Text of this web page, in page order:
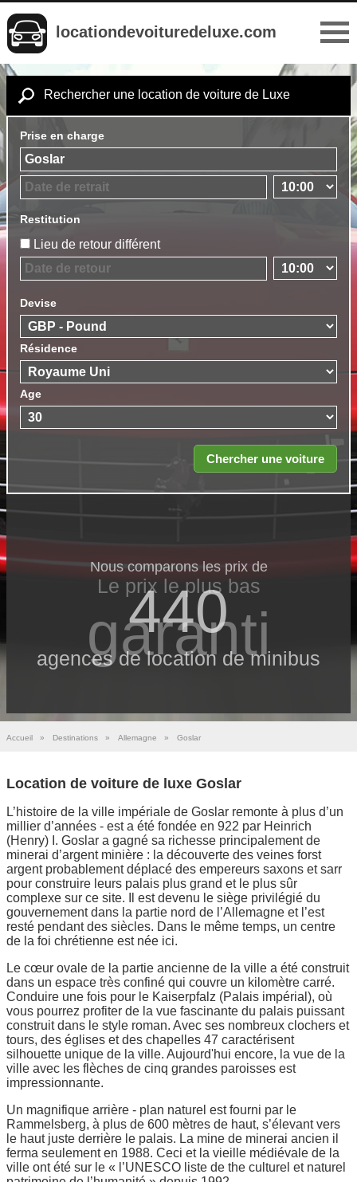
locationdevoituredeluxe.com
Rechercher une location de voiture de Luxe
Prise en charge
Restitution
Lieu de retour différent
Devise
Résidence
Age
Nous comparons les prix de
440
agences de location de minibus
Le prix le​ plus bas
garanti
Accueil » Destinations » Allemagne » Goslar
Location de voiture de luxe Goslar
L’histoire de la ville impériale de Goslar remonte à plus d’un
millier d’années - est a été fondée en 922 par Heinrich
(Henry) I. Goslar a gagné sa richesse principalement de
minerai d’argent minière : la découverte des veines forst
argent probablement déplacé des empereurs saxons et sarr
pour construire leurs palais plus grand et le plus sûr
complexe sur ce site. Il est devenu le siège privilégié du
gouvernement dans la partie nord de l’Allemagne et l’est
resté pendant des siècles. Dans le même temps, un centre
de la foi chrétienne est née ici.
Le cœur ovale de la partie ancienne de la ville a été construit
dans un espace très confiné qui couvre un kilomètre carré.
Conduire une fois pour le Kaiserpfalz (Palais impérial), où
vous pourrez profiter de la vue fascinante du palais puissant
construit dans le style roman. Avec ses nombreux clochers et
tours, des églises et des chapelles 47 caractérisent
silhouette unique de la ville. Aujourd'hui encore, la vue de la
ville avec les flèches de cinq grandes paroisses est
impressionnante.
Un magnifique arrière - plan naturel est fourni par le
Rammelsberg, à plus de 600 mètres de haut, s’élevant vers
le haut juste derrière le palais. La mine de minerai ancien il
ferma seulement en 1988. Ceci et la vieille médiévale de la
ville ont été sur le « l’UNESCO liste de the culturel et naturel